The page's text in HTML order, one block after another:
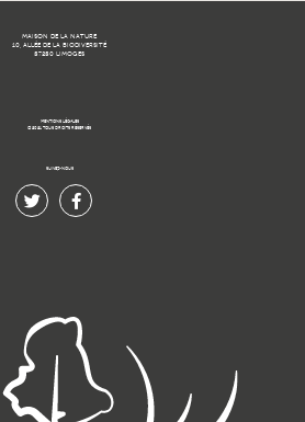
MAISON DE LA NATURE
10, ALLÉE DE LA BIODIVERSITÉ
87280 LIMOGES
MENTIONS LÉGALES
© 2021 TOUS DROITS RÉSERVÉS.
SUIVEZ-NOUS